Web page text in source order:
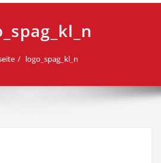
logo_spag_kl_n